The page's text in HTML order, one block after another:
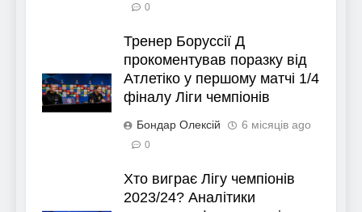
0
Тренер Боруссії Д
прокоментував поразку від
Атлетіко у першому матчі 1/4
фіналу Ліги чемпіонів
Бондар Олексій 6 місяців ago
0
Хто виграє Лігу чемпіонів
2023/24? Аналітики